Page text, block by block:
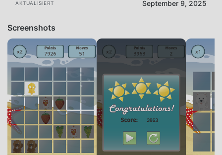
AKTUALISIERT September 9, 2025
Screenshots